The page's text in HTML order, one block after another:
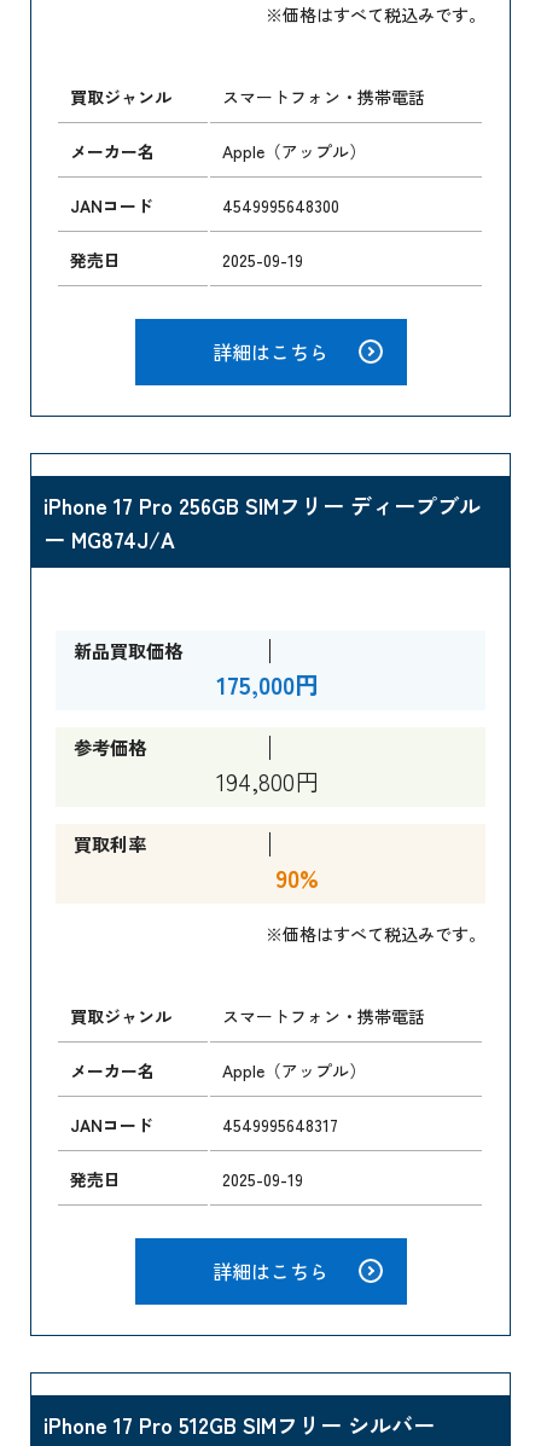
※価格はすべて税込みです。
買取ジャンル スマートフォン・携帯電話
メーカー名 Apple（アップル）
JANコード 4549995648300
発売日 2025-09-19
詳細はこちら
iPhone 17 Pro 256GB SIMフリー ディープブル
ー MG874J/A
新品買取価格
175,000円
参考価格
194,800円
買取利率
90%
※価格はすべて税込みです。
買取ジャンル スマートフォン・携帯電話
メーカー名 Apple（アップル）
JANコード 4549995648317
発売日 2025-09-19
詳細はこちら
iPhone 17 Pro 512GB SIMフリー シルバー